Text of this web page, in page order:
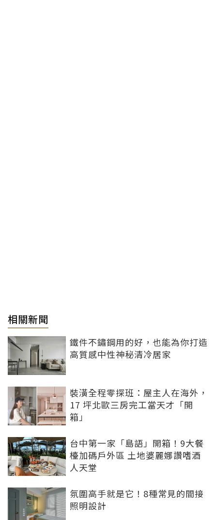
相關新聞
鐵件不鏽鋼用的好，也能為你打造
高質感中性神秘清冷居家
裝潢全程零探班：屋主人在海外，
17 坪北歐三房完工當天才「開
箱」
台中第一家「島語」開箱！9大餐
檯加碼戶外區 土地婆麗娜讚嗜酒
人天堂
氛圍高手就是它！8種常見的間接
照明設計